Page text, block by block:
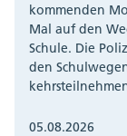
kommenden
Mal auf den
Schule. Die
den
05.08.2026